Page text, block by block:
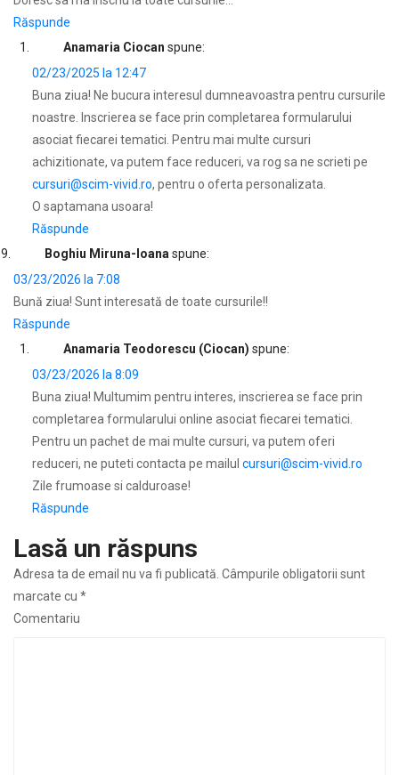
Răspunde
Anamaria Ciocan spune:
02/23/2025 la 12:47
Buna ziua! Ne bucura interesul dumneavoastra pentru cursurile
noastre. Inscrierea se face prin completarea formularului
asociat fiecarei tematici. Pentru mai multe cursuri
achizitionate, va putem face reduceri, va rog sa ne scrieti pe
cursuri@scim-vivid.ro, pentru o oferta personalizata.
O saptamana usoara!
Răspunde
Boghiu Miruna-Ioana spune:
03/23/2026 la 7:08
Bună ziua! Sunt interesată de toate cursurile!!
Răspunde
Anamaria Teodorescu (Ciocan) spune:
03/23/2026 la 8:09
Buna ziua! Multumim pentru interes, inscrierea se face prin
completarea formularului online asociat fiecarei tematici.
Pentru un pachet de mai multe cursuri, va putem oferi
reduceri, ne puteti contacta pe mailul cursuri@scim-vivid.ro
Zile frumoase si calduroase!
Răspunde
Lasă un răspuns
Adresa ta de email nu va fi publicată. Câmpurile obligatorii sunt
marcate cu *
Comentariu